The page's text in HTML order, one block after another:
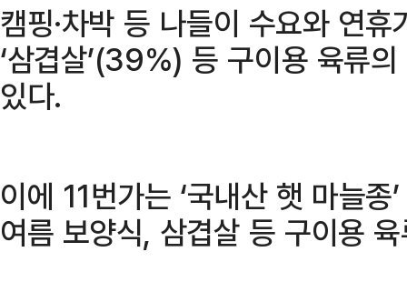
캠핑·차박 등 나들이 수요와 연
‘삼겹살’(39%) 등 구이용 육류
있다.
이에 11번가는 ‘국내산 햇 마늘
여름 보양식, 삼겹살 등 구이용